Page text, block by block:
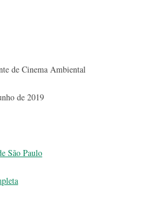
de Cinema Ambiental
de 2019
São Paulo